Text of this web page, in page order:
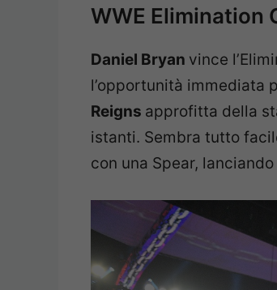
WWE Elimination
Daniel Bryan vince
l’opportunità immediata
Reigns approfitta della
istanti. Sembra tutto
con una Spear,